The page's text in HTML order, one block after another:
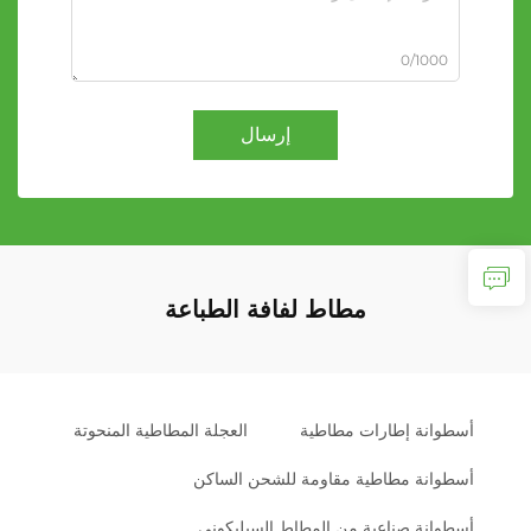
0/1000
إرسال
مطاط لفافة الطباعة
أسطوانة إطارات مطاطية العجلة المطاطية المنحوتة
أسطوانة مطاطية مقاومة للشحن الساكن